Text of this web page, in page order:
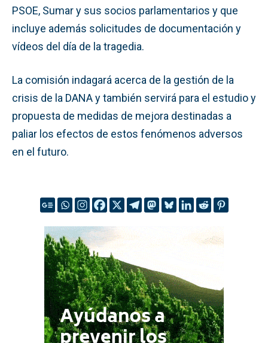
PSOE, Sumar y sus socios parlamentarios y que
incluye además solicitudes de documentación y
vídeos del día de la tragedia.
La comisión indagará acerca de la gestión de la
crisis de la DANA y también servirá para el estudio y
propuesta de medidas de mejora destinadas a
paliar los efectos de estos fenómenos adversos
en el futuro.